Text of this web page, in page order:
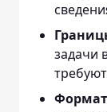
задачи
Формат